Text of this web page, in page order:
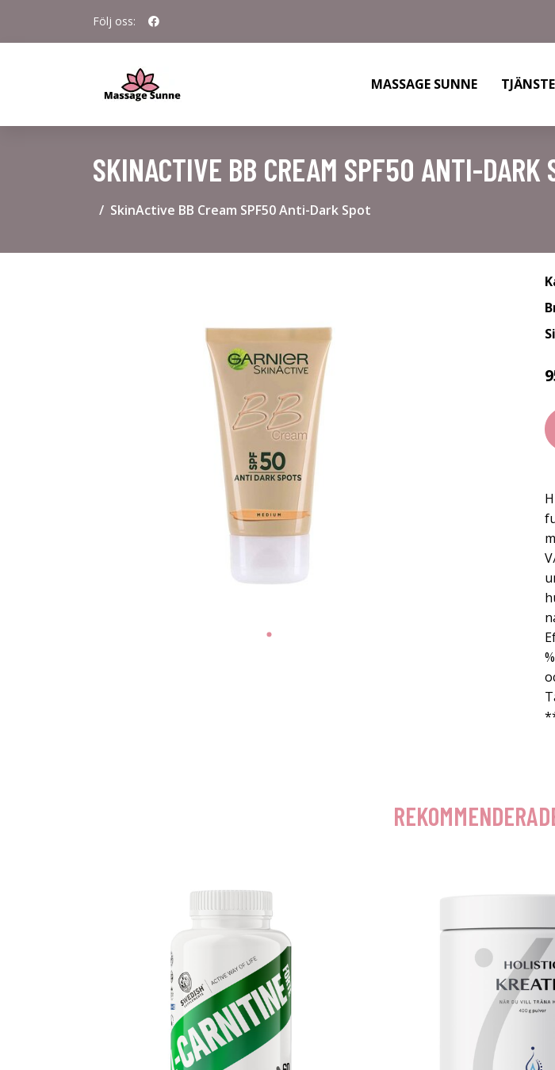
Följ oss:
MASSAGE SUNNE
SKINACTIVE BB CREAM SPF50 ANTI-DARK
SkinActive BB Cream SPF50 Anti-Dark Spot